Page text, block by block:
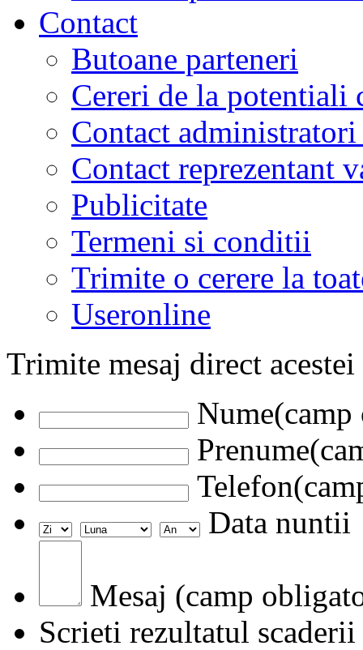
Contact
Butoane parteneri
Cereri de la potentiali
Contact
Contact reprezentant
Publicitate
Termeni si conditii
Trimite o cerere la
Useronline
Trimite mesaj direct
Data nuntii
Mesaj (camp
Scrieti rezultatul scaderii